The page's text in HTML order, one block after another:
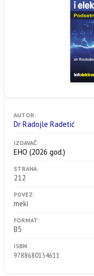
AUTOR:
Dr Radojle Radetić
IZDAVAČ:
EHO (2026 god.)
STRANA:
212
POVEZ:
meki
FORMAT:
B5
ISBN:
9788680134611